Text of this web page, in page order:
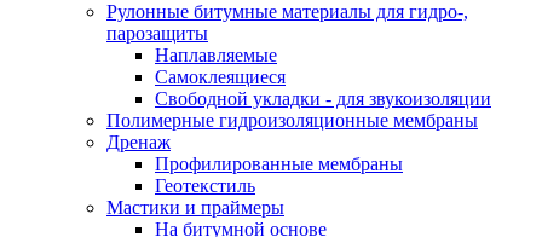
Рулонные битумные материалы для гидро-,
парозащиты
Наплавляемые
Самоклеящиеся
Свободной укладки - для звукоизоляции
Полимерные гидроизоляционные мембраны
Дренаж
Профилированные мембраны
Геотекстиль
Мастики и праймеры
На битумной основе